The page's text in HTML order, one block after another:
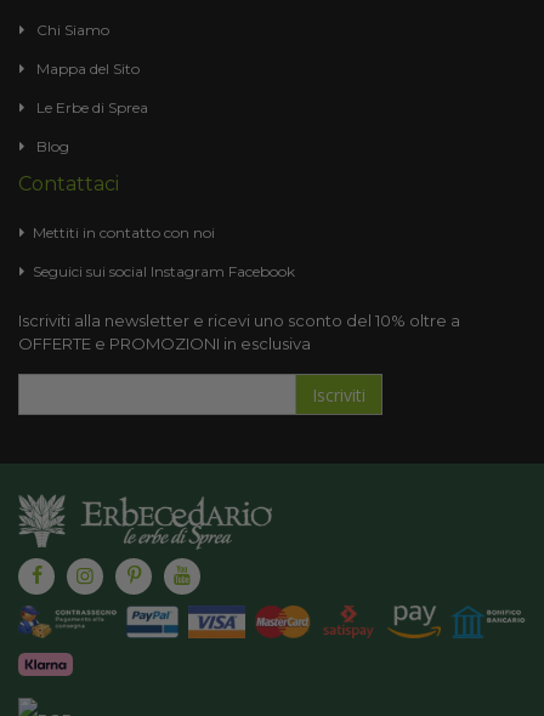
Chi Siamo
Mappa del Sito
Le Erbe di Sprea
Blog
Contattaci
Mettiti in contatto con noi
Seguici sui social Instagram Facebook
Iscriviti alla newsletter e ricevi uno sconto del 10% oltre a
OFFERTE e PROMOZIONI in esclusiva
Iscriviti